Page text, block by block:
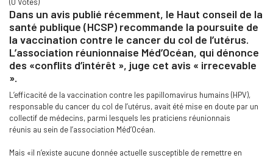
Dans un avis publié récemment, le Haut conseil de la
santé publique (HCSP) recommande la poursuite de
la vaccination contre le cancer du col de l’utérus.
L’association réunionnaise Méd’Océan, qui dénonce
des «conflits d’intérêt », juge cet avis « irrecevable
».
L’efficacité de la vaccination contre les papillomavirus humains (HPV),
responsable du cancer du col de l’utérus, avait été mise en doute par un
collectif de médecins, parmi lesquels les praticiens réunionnais
réunis au sein de l’association Méd’Océan.
Mais «il n’existe aucune donnée actuelle susceptible de remettre en